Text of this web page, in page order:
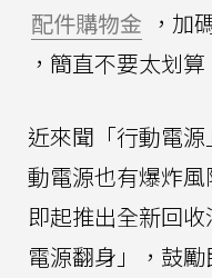
配件購物金 ，加
，簡直不要太划算
近來聞「行動電
動電源也有爆炸
即起推出全新回
電源翻身」，鼓